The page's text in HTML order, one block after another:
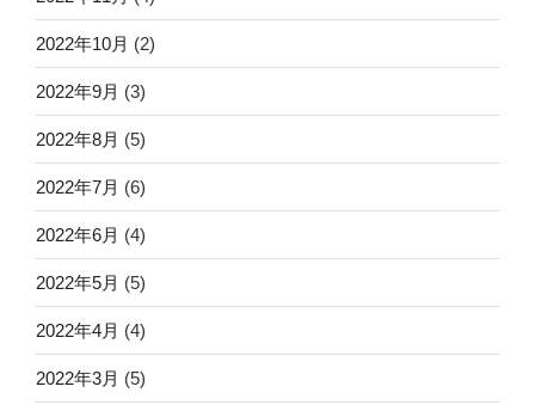
2022年10月 (2)
2022年9月 (3)
2022年8月 (5)
2022年7月 (6)
2022年6月 (4)
2022年5月 (5)
2022年4月 (4)
2022年3月 (5)